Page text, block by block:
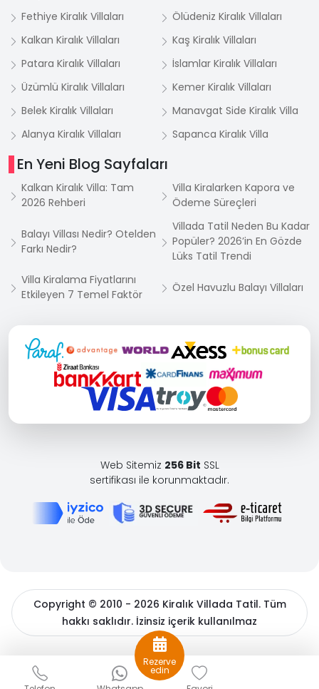
Fethiye Kiralık Villaları
Ölüdeniz Kiralık Villaları
Kalkan Kiralık Villaları
Kaş Kiralık Villaları
Patara Kiralık Villaları
İslamlar Kiralık Villaları
Üzümlü Kiralık Villaları
Kemer Kiralık Villaları
Belek Kiralık Villaları
Manavgat Side Kiralık Villa
Alanya Kiralık Villaları
Sapanca Kiralık Villa
En Yeni Blog Sayfaları
Kalkan Kiralık Villa: Tam
2026 Rehberi
Villa Kiralarken Kapora ve
Ödeme Süreçleri
Balayı Villası Nedir? Otelden
Farkı Nedir?
Villada Tatil Neden Bu Kadar
Popüler? 2026’in En Gözde
Lüks Tatil Trendi
Villa Kiralama Fiyatlarını
Etkileyen 7 Temel Faktör
Özel Havuzlu Balayı Villaları
Web Sitemiz 256 Bit SSL
sertifikası ile korunmaktadır.
Copyright © 2010 - 2026 Kiralık Villada Tatil. Tüm
hakkı saklıdır. İzinsiz içerik kullanılmaz
BöcekSoft
Rezerve
edin
Sizlere daha iyi bir hizmet sunabilmek için çerezler
kullanıyoruz. Detaylı bilgiler içinçerez politikamızı